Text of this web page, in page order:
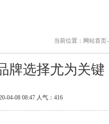
当前位置： 网站首页-
牌选择尤为关键
04-08 08:47 人气： 416